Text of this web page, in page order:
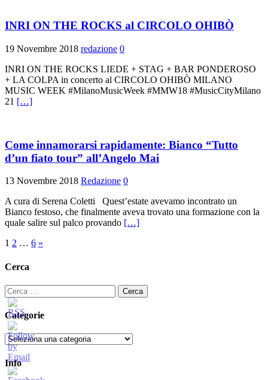
INRI ON THE ROCKS al CIRCOLO OHIBÒ
19 Novembre 2018 redazione 0
INRI ON THE ROCKS LIEDE + STAG + BAR PONDEROSO
+ LA COLPA in concerto al CIRCOLO OHIBÒ MILANO
MUSIC WEEK #MilanoMusicWeek #MMW18 #MusicCityMilano
21 […]
Come innamorarsi rapidamente: Bianco “Tutto
d’un fiato tour” all’Angelo Mai
13 Novembre 2018 Redazione 0
A cura di Serena Coletti Quest’estate avevamo incontrato un
Bianco festoso, che finalmente aveva trovato una formazione con la
quale salire sul palco provando […]
Paginazione
degli
1 2 … 6 »
Cerca
Ricerca
per:
Categorie
Categorie
Info